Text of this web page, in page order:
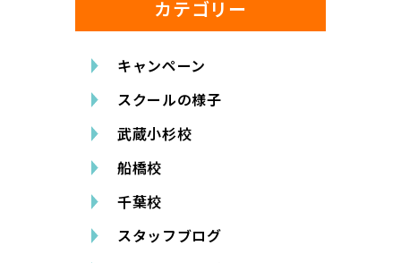
カテゴリー
キャンペーン
スクールの様子
武蔵小杉校
船橋校
千葉校
スタッフブログ